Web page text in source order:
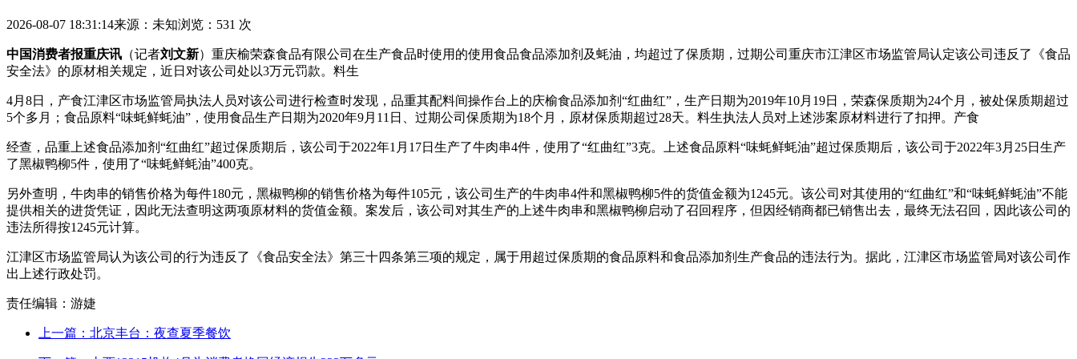
2026-08-07 18:31:14来源：未知浏览：531 次
中国消费者报重庆讯 （记者刘文新）重庆榆荣森食品有限公司在生产食品时使用的使用食品食品添加剂及蚝油，均超过了保质期，过期公司重庆市江津区市场监管局认定该公司违反了《食品
安全法》的原材相关规定，近日对该公司处以3万元罚款。料生
4月8日，产食江津区市场监管局执法人员对该公司进行检查时发现，品重其配料间操作台上的庆榆食品添加剂“红曲红”，生产日期为2019年10月19日，荣森保质期为24个月，被处保质期超过
5个多月；食品原料“味蚝鲜蚝油”，使用食品生产日期为2020年9月11日、过期公司保质期为18个月，原材保质期超过28天。料生执法人员对上述涉案原材料进行了扣押。产食
经查，品重上述食品添加剂“红曲红”超过保质期后，该公司于2022年1月17日生产了牛肉串4件，使用了“红曲红”3克。上述食品原料“味蚝鲜蚝油”超过保质期后，该公司于2022年3月25日生产
了黑椒鸭柳5件，使用了“味蚝鲜蚝油”400克。
另外查明，牛肉串的销售价格为每件180元，黑椒鸭柳的销售价格为每件105元，该公司生产的牛肉串4件和黑椒鸭柳5件的货值金额为1245元。该公司对其使用的“红曲红”和“味蚝鲜蚝油”不能
提供相关的进货凭证，因此无法查明这两项原材料的货值金额。案发后，该公司对其生产的上述牛肉串和黑椒鸭柳启动了召回程序，但因经销商都已销售出去，最终无法召回，因此该公司的
违法所得按1245元计算。
江津区市场监管局认为该公司的行为违反了《食品安全法》第三十四条第三项的规定，属于用超过保质期的食品原料和食品添加剂生产食品的违法行为。据此，江津区市场监管局对该公司作
出上述行政处罚。
责任编辑：游婕
上一篇：北京丰台：夜查夏季餐饮